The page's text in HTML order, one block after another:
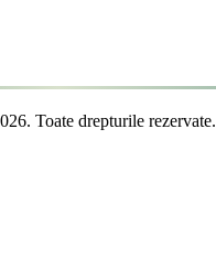
Toate drepturile rezervate.